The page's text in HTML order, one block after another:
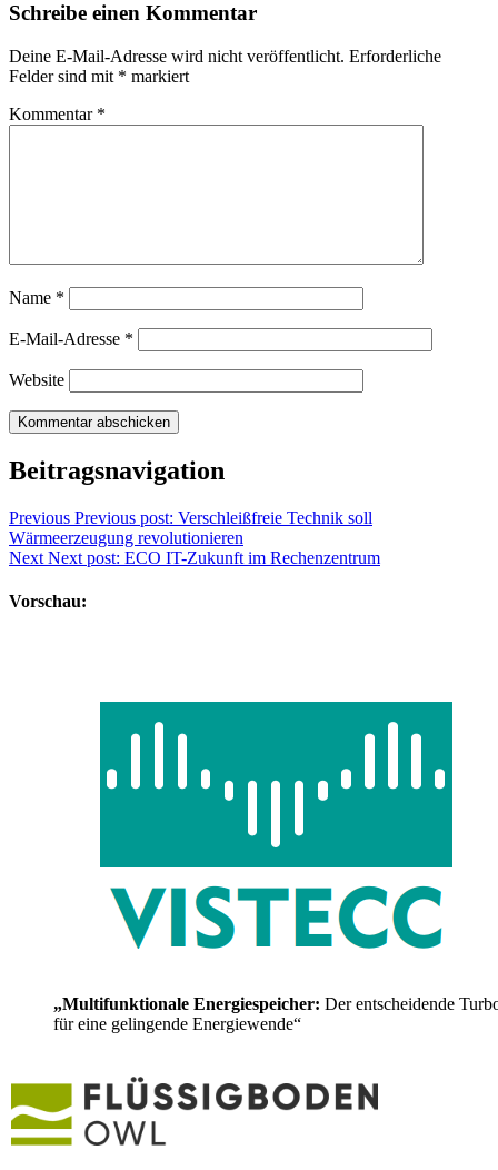
Schreibe einen Kommentar
Deine E-Mail-Adresse wird nicht veröffentlicht. Erforderliche
Felder sind mit * markiert
Kommentar *
Name *
E-Mail-Adresse *
Website
Beitragsnavigation
Previous Previous post: Verschleißfreie Technik soll
Wärmeerzeugung revolutionieren
Next Next post: ECO IT-Zukunft im Rechenzentrum
Vorschau:
„Multifunktionale Energiespeicher: Der entscheidende
für eine gelingende Energiewende“